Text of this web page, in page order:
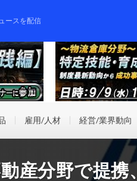
ースを配信
雇用/人材 経営/業界動向
産分野で提携、